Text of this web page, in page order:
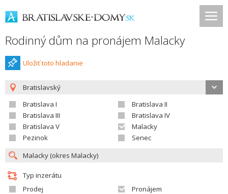
Rodinný dům na pronájem Malacky
Uložiť toto hladanie
Bratislavský
Bratislava I
Bratislava II
Bratislava III
Bratislava IV
Bratislava V
Malacky
Pezinok
Senec
Typ inzerátu
Prodej
Pronájem